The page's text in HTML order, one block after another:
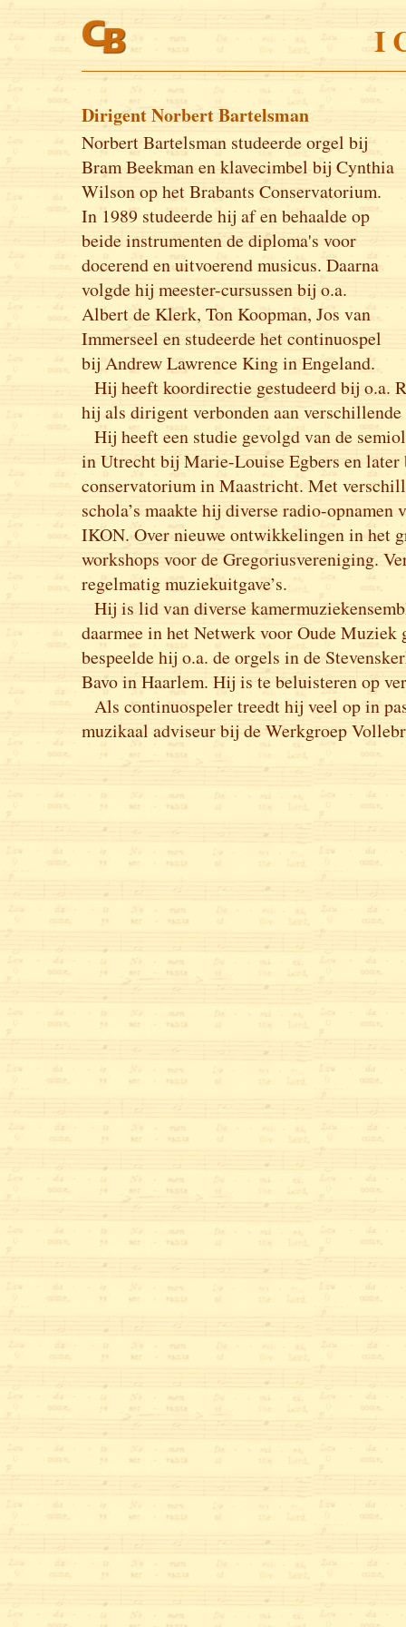
I
Dirigent Norbert Bartelsman
Norbert Bartelsman studeerde orgel bij
Bram Beekman en klavecimbel bij Cynthia
Wilson op het Brabants Conservatorium.
In 1989 studeerde hij af en behaalde op
beide instrumenten de diploma's voor
docerend en uitvoerend musicus. Daarna
volgde hij meester-cursussen bij o.a.
Albert de Klerk, Ton Koopman, Jos van
Immerseel en studeerde het continuospel
bij Andrew Lawrence King in Engeland.
Hij heeft koordirectie gestudeerd bij o.a.
hij als dirigent verbonden aan verschillende
Hij heeft een studie gevolgd van de
in Utrecht bij Marie-Louise Egbers en
conservatorium in Maastricht. Met
schola’s maakte hij diverse radio-opnamen
IKON. Over nieuwe ontwikkelingen in het
workshops voor de Gregoriusvereniging.
regelmatig muziekuitgave’s.
Hij is lid van diverse
daarmee in het Netwerk voor Oude Muziek
bespeelde hij o.a. de orgels in de
Bavo in Haarlem. Hij is te beluisteren op
Als continuospeler treedt hij veel op in
muzikaal adviseur bij de Werkgroep